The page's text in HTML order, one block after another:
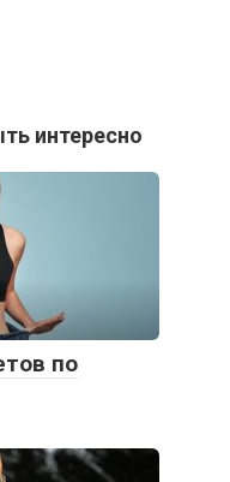
интересно
по